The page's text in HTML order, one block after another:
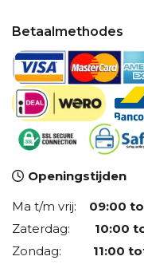
Betaalmethodes
Openingstijden
Ma t/m vrij: 09:00
Zaterdag: 10:00
Zondag: 11:00